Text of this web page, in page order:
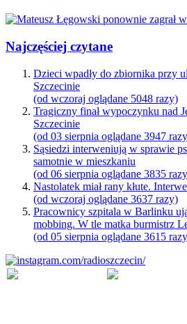
Najczęściej czytane
Dzieci wpadły do zbiornika przy
Szczecinie
(od wczoraj oglądane 5048 razy)
Tragiczny finał wypoczynku nad
Szczecinie
(od 03 sierpnia oglądane 3947
Sąsiedzi interweniują w sprawie
samotnie w mieszkaniu
(od 06 sierpnia oglądane 3835
Nastolatek miał rany kłute.
(od wczoraj oglądane 3637 razy)
Pracownicy szpitala w Barlinku
mobbing. W tle matka burmistrz
(od 05 sierpnia oglądane 3615